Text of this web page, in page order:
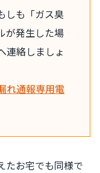
しも「ガス臭
が発生した場
連絡しましょ
れ通報専用電
たお宅でも同様で